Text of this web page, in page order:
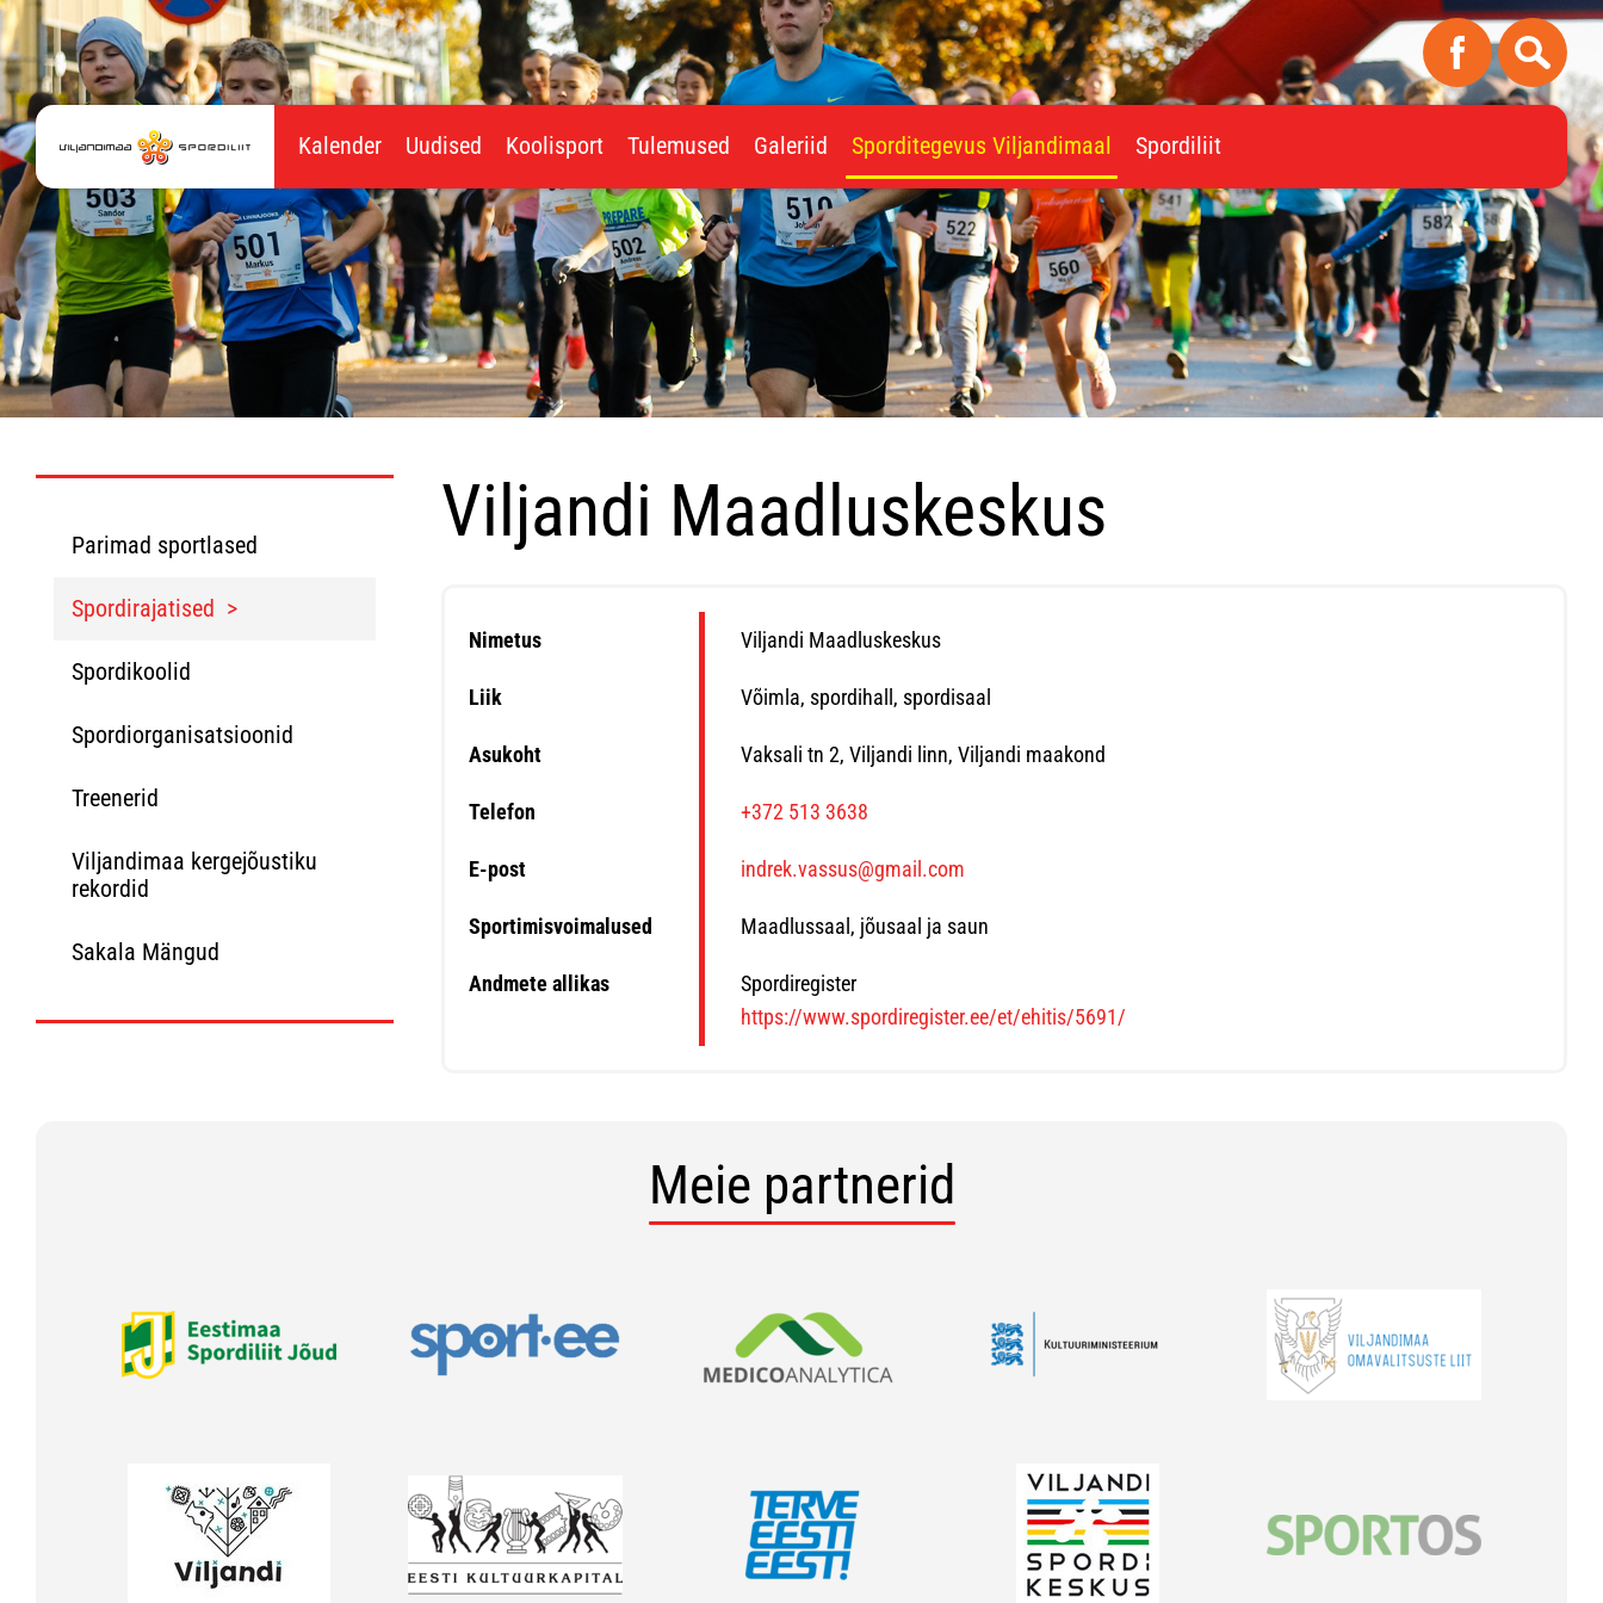
Kalender Uudised Koolisport Tulemused Galeriid Sporditegevus Viljandimaal Spordiliit
Parimad sportlased
Spordirajatised
Spordikoolid
Spordiorganisatsioonid
Treenerid
Viljandimaa kergejõustiku
rekordid
Sakala Mängud
Viljandi Maadluskeskus
Nimetus Viljandi Maadluskeskus
Liik Võimla, spordihall, spordisaal
Asukoht Vaksali tn 2, Viljandi linn, Viljandi maakond
Telefon +372 513 3638
E-post indrek.vassus@gmail.com
Sportimisvoimalused Maadlussaal, jõusaal ja saun
Andmete allikas
Spordiregister
https://www.spordiregister.ee/et/ehitis/5691/
Meie partnerid